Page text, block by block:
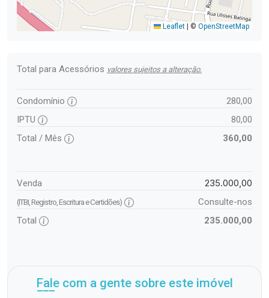
Leaflet © OpenStreetMap
Total para Acessórios valores sujeitos a alteração.
Condomínio
280,00
IPTU
80,00
Total / Mês
360,00
Venda 235.000,00
(ITBI, Registro, Escritura e Certidões)
Consulte-nos
Total
235.000,00
Fale com a gente sobre este imóvel